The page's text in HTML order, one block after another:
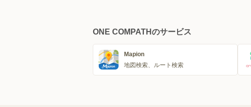
ONE COMPATHのサービス
Mapion
地図検索、ルート検索